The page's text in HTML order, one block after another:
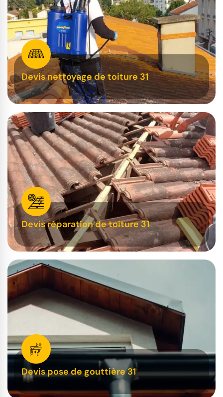
Devis nettoyage de toiture 31
Devis réparation de toiture 31
Devis pose de gouttière 31